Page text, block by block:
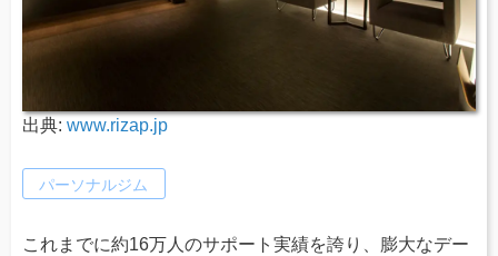
出典: www.rizap.jp
パーソナルジム
これまでに約16万人のサポート実績を誇り、膨大なデー